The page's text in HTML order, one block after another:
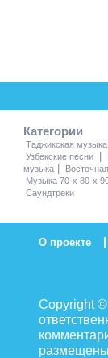
Категории
Таджикская музыка
Узбекские песни
|
музыка |
Музыка 70-х 80-х
Саундтреки
О проекте |
Copyright
размещены